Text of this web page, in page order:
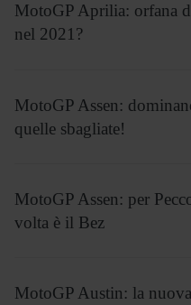
MotoGP Aprilia: orfana
nel 2021?
MotoGP Assen:
quelle sbagliate!
MotoGP Assen: per
volta è il Bez
MotoGP Austin: la